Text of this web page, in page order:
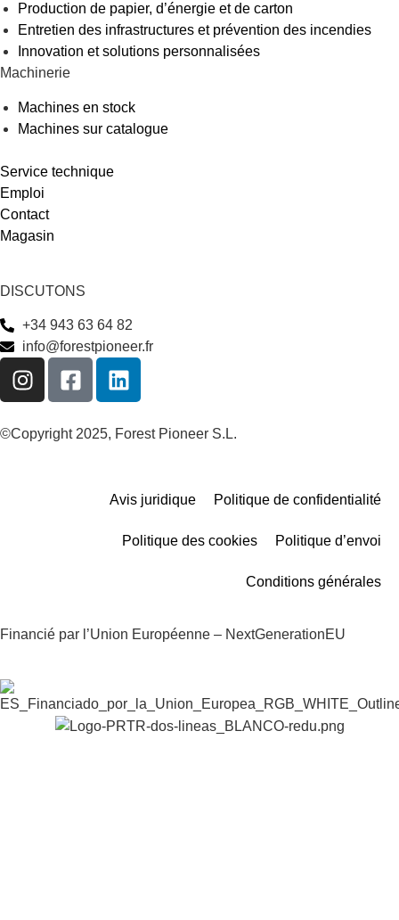
Production de papier, d’énergie et de carton
Entretien des infrastructures et prévention des incendies
Innovation et solutions personnalisées
Machinerie
Machines en stock
Machines sur catalogue
Service technique
Emploi
Contact
Magasin
DISCUTONS
+34 943 63 64 82
info@forestpioneer.fr
©Copyright 2025, Forest Pioneer S.L.
Avis juridique Politique de confidentialité
Politique des cookies Politique d’envoi
Conditions générales
Financié par l’Union Européenne – NextGenerationEU